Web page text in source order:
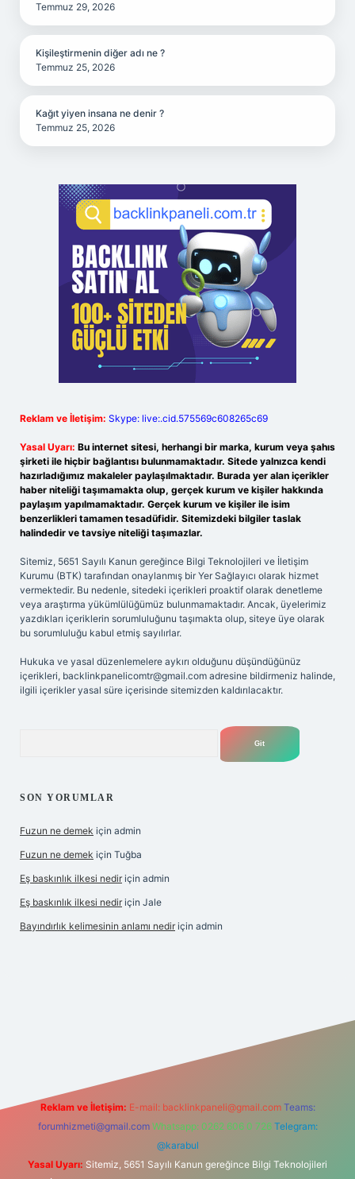
Temmuz 29, 2026
Kişileştirmenin diğer adı ne ?
Temmuz 25, 2026
Kağıt yiyen insana ne denir ?
Temmuz 25, 2026
Reklam ve İletişim: Skype: live:.cid.575569c608265c69
Yasal Uyarı: Bu internet sitesi, herhangi bir marka, kurum veya şahıs
şirketi ile hiçbir bağlantısı bulunmamaktadır. Sitede yalnızca kendi
hazırladığımız makaleler paylaşılmaktadır. Burada yer alan içerikler
haber niteliği taşımamakta olup, gerçek kurum ve kişiler hakkında
paylaşım yapılmamaktadır. Gerçek kurum ve kişiler ile isim
benzerlikleri tamamen tesadüfidir. Sitemizdeki bilgiler taslak
halindedir ve tavsiye niteliği taşımazlar.
Sitemiz, 5651 Sayılı Kanun gereğince Bilgi Teknolojileri ve İletişim
Kurumu (BTK) tarafından onaylanmış bir Yer Sağlayıcı olarak hizmet
vermektedir. Bu nedenle, sitedeki içerikleri proaktif olarak denetleme
veya araştırma yükümlülüğümüz bulunmamaktadır. Ancak, üyelerimiz
yazdıkları içeriklerin sorumluluğunu taşımakta olup, siteye üye olarak
bu sorumluluğu kabul etmiş sayılırlar.
Hukuka ve yasal düzenlemelere aykırı olduğunu düşündüğünüz
içerikleri, backlinkpanelicomtr@gmail.com adresine bildirmeniz halinde,
ilgili içerikler yasal süre içerisinde sitemizden kaldırılacaktır.
SON YORUMLAR
Fuzun ne demek için admin
Fuzun ne demek için Tuğba
Eş baskınlık ilkesi nedir için admin
Eş baskınlık ilkesi nedir için Jale
Bayındırlık kelimesinin anlamı nedir için admin
Reklam ve İletişim: E-mail: backlinkpaneli@gmail.com Teams:
forumhizmeti@gmail.com Whatsapp: 0262 606 0 726 Telegram:
@karabul
Yasal Uyarı: Sitemiz, 5651 Sayılı Kanun gereğince Bilgi Teknolojileri